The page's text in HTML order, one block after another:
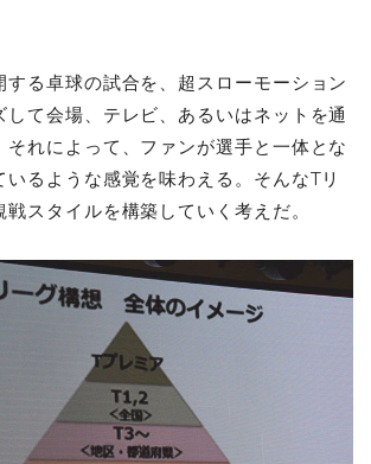
する卓球の試合を、超スローモーション
して会場、テレビ、あるいはネットを通
それによって、ファンが選手と一体とな
いるような感覚を味わえる。そんなTリ
スタイルを構築していく考えだ。